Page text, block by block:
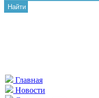
Найти
Главная
Новости